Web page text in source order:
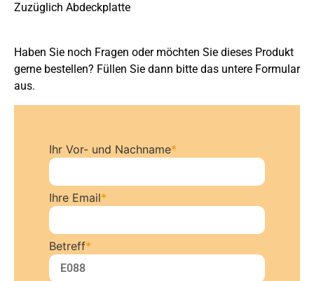
Zuzüglich Abdeckplatte
Haben Sie noch Fragen oder möchten Sie dieses Produkt
gerne bestellen? Füllen Sie dann bitte das untere Formular
aus.
Ihr Vor- und Nachname*
Ihre Email*
Betreff*